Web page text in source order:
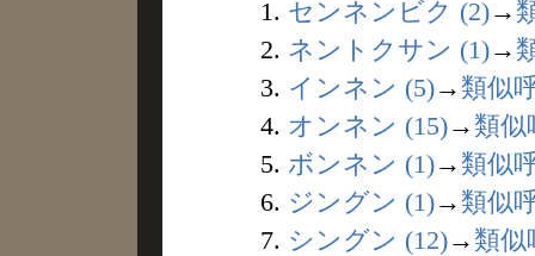
1. センネンビク (2)→
2. ネントクサン (1)→
3. インネン (5)→ 類似
4. オンネン (15)→ 類似
5. ボンネン (1)→ 類似
6. ジングン (1)→ 類似
7. シングン (12)→ 類似